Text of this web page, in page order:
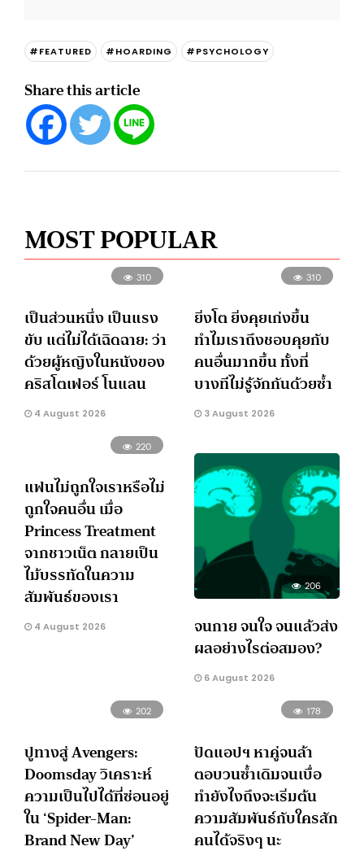
#FEATURED #HOARDING #PSYCHOLOGY
Share this article
MOST POPULAR
310
เป็นส่วนหนึ่ง เป็นแรง
ขับ แต่ไม่ได้เฉิดฉาย: ว่า
ด้วยผู้หญิงในหนังของ
คริสโตเฟอร์ โนแลน
4 August 2026
310
ยิ่งโต ยิ่งคุยเก่งขึ้น
ทำไมเราถึงชอบคุยกับ
คนอื่นมากขึ้น ทั้งที่
บางทีไม่รู้จักกันด้วยซ้ำ
3 August 2026
220
แฟนไม่ถูกใจเราหรือไม่
ถูกใจคนอื่น เมื่อ
Princess Treatment
จากชาวเน็ต กลายเป็น
ไม้บรรทัดในความ
สัมพันธ์ของเรา
4 August 2026
206
จนกาย จนใจ จนแล้วส่ง
ผลอย่างไรต่อสมอง?
6 August 2026
202
ปูทางสู่ Avengers:
Doomsday วิเคราะห์
ความเป็นไปได้ที่ซ่อนอยู่
ใน ‘Spider-Man:
Brand New Day’
178
ปัดแอปฯ หาคู่จนล้า
ตอบวนซ้ำเดิมจนเบื่อ
ทำยังไงถึงจะเริ่มต้น
ความสัมพันธ์กับใครสัก
คนได้จริงๆ นะ